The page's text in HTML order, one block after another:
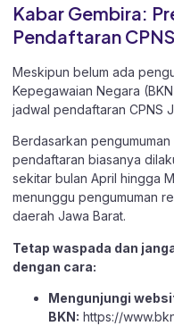
Kabar Gembira:
Pendaftaran
Meskipun belum ada
Kepegawaian Negara
jadwal pendaftaran CPNS
Berdasarkan pengumuman
pendaftaran biasanya
sekitar bulan April hingga
menunggu pengumuman
daerah Jawa Barat.
Tetap waspada dan
dengan cara:
Mengunjungi
BKN: https://